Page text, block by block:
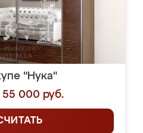
"Нука"
55 000 руб.